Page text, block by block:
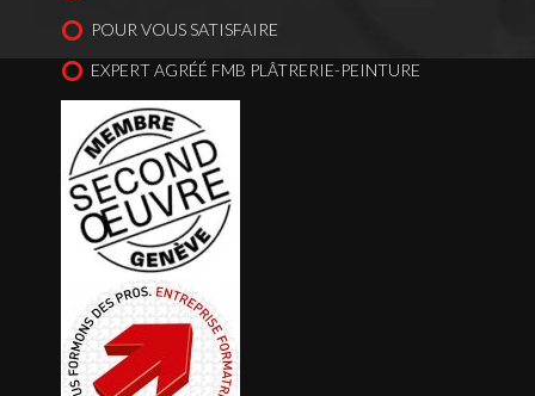
POUR VOUS SATISFAIRE
EXPERT AGRÉÉ FMB PLÂTRERIE-PEINTURE